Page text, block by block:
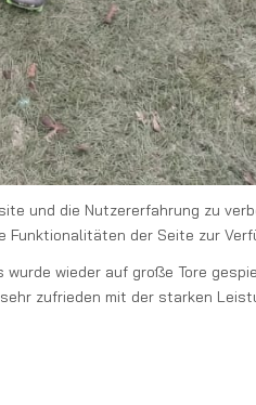
wieder auf große Tore
zufrieden mit der starken
und die Nutzererfahrung zu
der Seite zur